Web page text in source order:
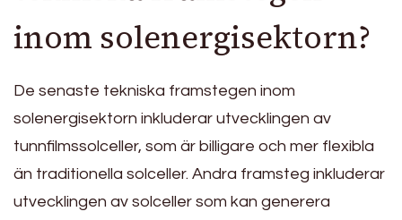
inom solenergisektorn?
De senaste tekniska framstegen inom
solenergisektorn inkluderar utvecklingen av
tunnfilmssolceller, som är billigare och mer flexibla
än traditionella solceller. Andra framsteg inkluderar
utvecklingen av solceller som kan generera